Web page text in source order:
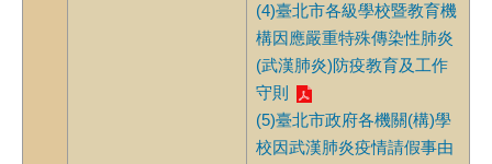
(4)臺北市各級學校暨教育機
構因應嚴重特殊傳染性肺炎
(武漢肺炎)防疫教育及工作
守則
(5)臺北市政府各機關(構)學
校因武漢肺炎疫情請假事由